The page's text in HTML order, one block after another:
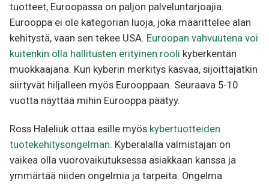
tuotteet, Euroopassa on paljon palveluntarjoajia.
Eurooppa ei ole kategorian luoja, joka määrittelee alan
kehitystä, vaan sen tekee USA. Euroopan vahvuutena voi
kuitenkin olla hallitusten erityinen rooli kyberkentän
muokkaajana. Kun kyberin merkitys kasvaa, sijoittajatkin
siirtyvät hiljalleen myös Eurooppaan. Seuraava 5-10
vuotta näyttää mihin Eurooppa päätyy.
Ross Haleliuk ottaa esille myös kybertuotteiden
tuotekehitysongelman. Kyberalalla valmistajan on
vaikea olla vuorovaikutuksessa asiakkaan kanssa ja
ymmärtää niiden ongelmia ja tarpeita. Ongelma